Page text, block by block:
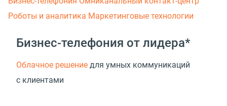
Роботы и аналитика Маркетинговые технологии
Бизнес-телефония от лидера*
Облачное решение для умных коммуникаций
с клиентами